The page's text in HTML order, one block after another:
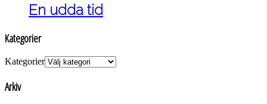
En udda tid
Kategorier
Kategorier
Arkiv